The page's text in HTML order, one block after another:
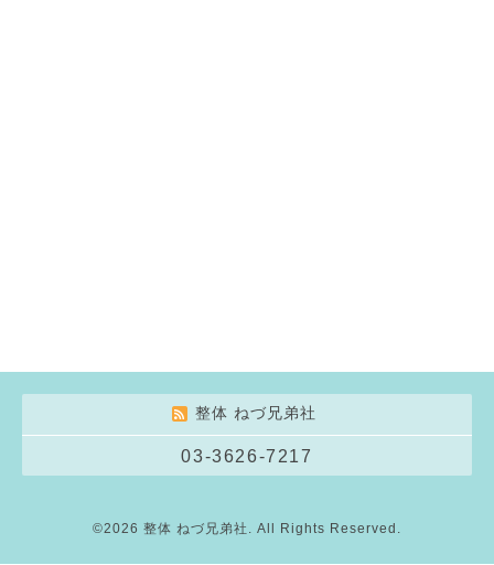
整体 ねづ兄弟社
03-3626-7217
©2026 整体 ねづ兄弟社 . All Rights Reserved.